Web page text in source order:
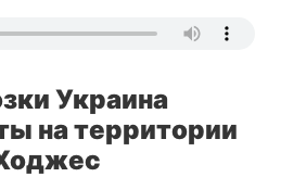
Украина
на территории